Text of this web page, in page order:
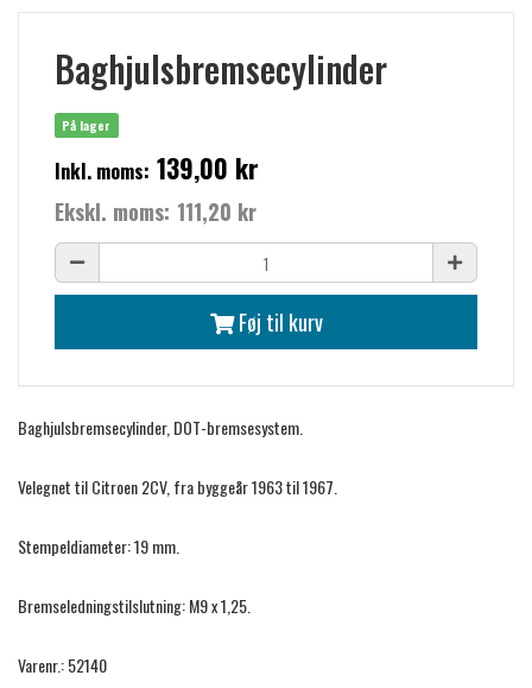
Baghjulsbremsecylinder
På lager
Inkl. moms: 139,00 kr
Ekskl. moms: 111,20 kr
Føj til kurv
Baghjulsbremsecylinder, DOT-bremsesystem.
Velegnet til Citroen 2CV, fra byggeår 1963 til 1967.
Stempeldiameter: 19 mm.
Bremseledningstilslutning: M9 x 1,25.
Varenr.: 52140